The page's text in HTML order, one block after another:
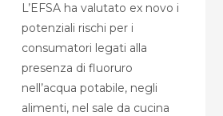
L’EFSA ha valutato ex novo i
potenziali rischi per i
consumatori legati alla
presenza di fluoruro
nell’acqua potabile, negli
alimenti, nel sale da cucina